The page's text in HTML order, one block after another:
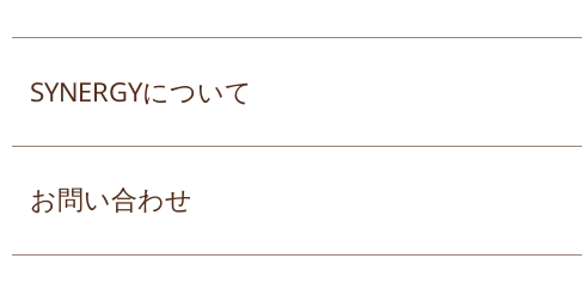
SYNERGYについて
お問い合わせ